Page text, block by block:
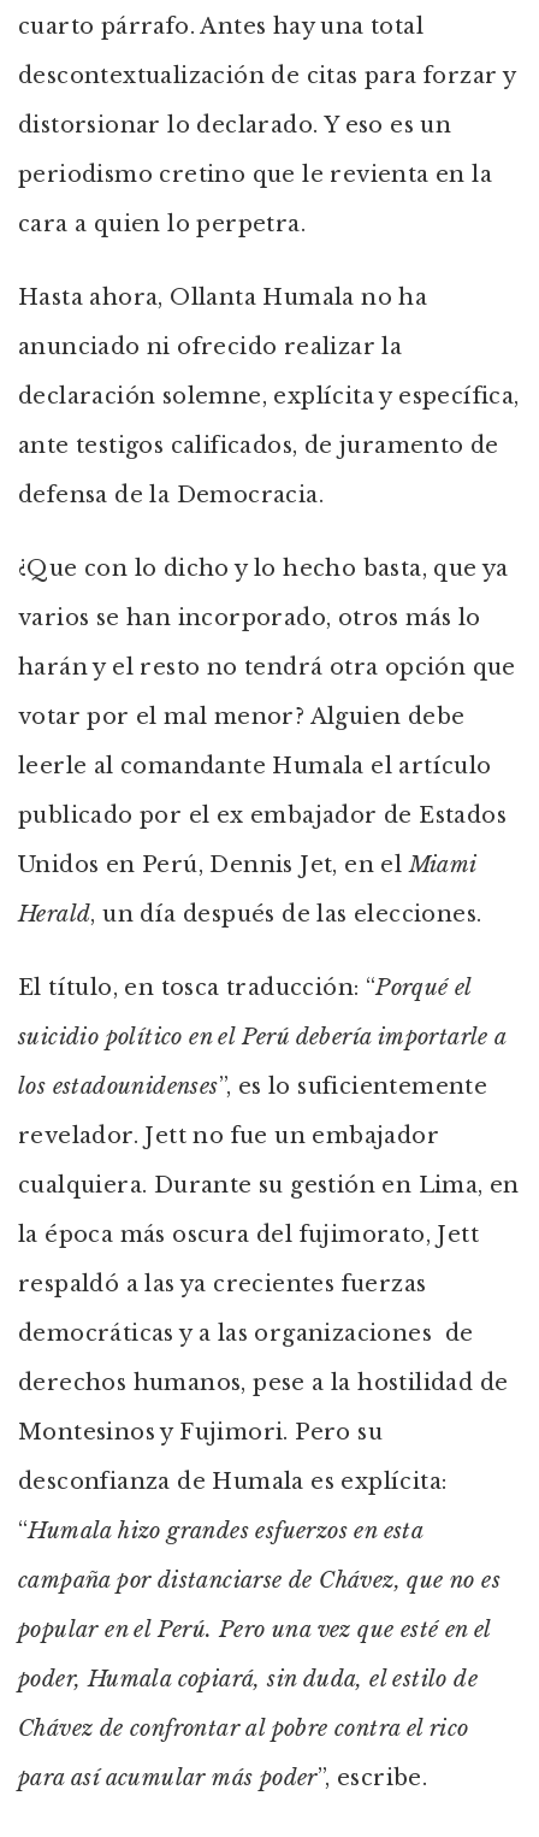
cuarto párrafo. Antes hay una total
descontextualización de citas para forzar y
distorsionar lo declarado. Y eso es un
periodismo cretino que le revienta en la
cara a quien lo perpetra.
Hasta ahora, Ollanta Humala no ha
anunciado ni ofrecido realizar la
declaración solemne, explícita y específica,
ante testigos calificados, de juramento de
defensa de la Democracia.
¿Que con lo dicho y lo hecho basta, que ya
varios se han incorporado, otros más lo
harán y el resto no tendrá otra opción que
votar por el mal menor? Alguien debe
leerle al comandante Humala el artículo
publicado por el ex embajador de Estados
Unidos en Perú, Dennis Jet, en el Miami
Herald, un día después de las elecciones.
El título, en tosca traducción: “Porqué el
suicidio político en el Perú debería importarle a
los estadounidenses”, es lo suficientemente
revelador. Jett no fue un embajador
cualquiera. Durante su gestión en Lima, en
la época más oscura del fujimorato, Jett
respaldó a las ya crecientes fuerzas
democráticas y a las organizaciones de
derechos humanos, pese a la hostilidad de
Montesinos y Fujimori. Pero su
desconfianza de Humala es explícita:
“Humala hizo grandes esfuerzos en esta
campaña por distanciarse de Chávez, que no es
popular en el Perú. Pero una vez que esté en el
poder, Humala copiará, sin duda, el estilo de
Chávez de confrontar al pobre contra el rico
para así acumular más poder”, escribe.